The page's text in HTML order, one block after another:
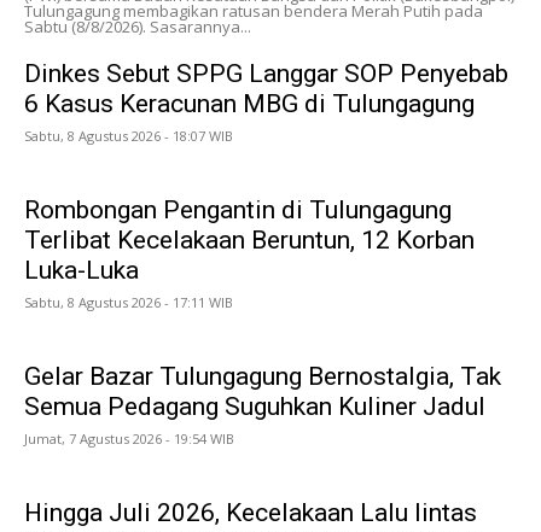
Tulungagung membagikan ratusan bendera Merah Putih pada
Sabtu (8/8/2026). Sasarannya...
Dinkes Sebut SPPG Langgar SOP Penyebab
6 Kasus Keracunan MBG di Tulungagung
Sabtu, 8 Agustus 2026 - 18:07 WIB
Rombongan Pengantin di Tulungagung
Terlibat Kecelakaan Beruntun, 12 Korban
Luka-Luka
Sabtu, 8 Agustus 2026 - 17:11 WIB
Gelar Bazar Tulungagung Bernostalgia, Tak
Semua Pedagang Suguhkan Kuliner Jadul
Jumat, 7 Agustus 2026 - 19:54 WIB
Hingga Juli 2026, Kecelakaan Lalu lintas